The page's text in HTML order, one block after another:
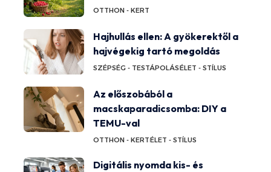
OTTHON - KERT
Hajhullás ellen: A gyökerektől a
hajvégekig tartó megoldás
SZÉPSÉG - TESTÁPOLÁSÉLET - STÍLUS
Az előszobából a
macskaparadicsomba: DIY a
TEMU-val
OTTHON - KERTÉLET - STÍLUS
Digitális nyomda kis- és